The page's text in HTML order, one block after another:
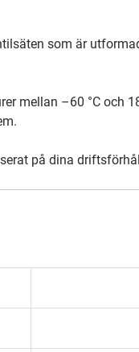
som är
mellan –60 °C och
på dina